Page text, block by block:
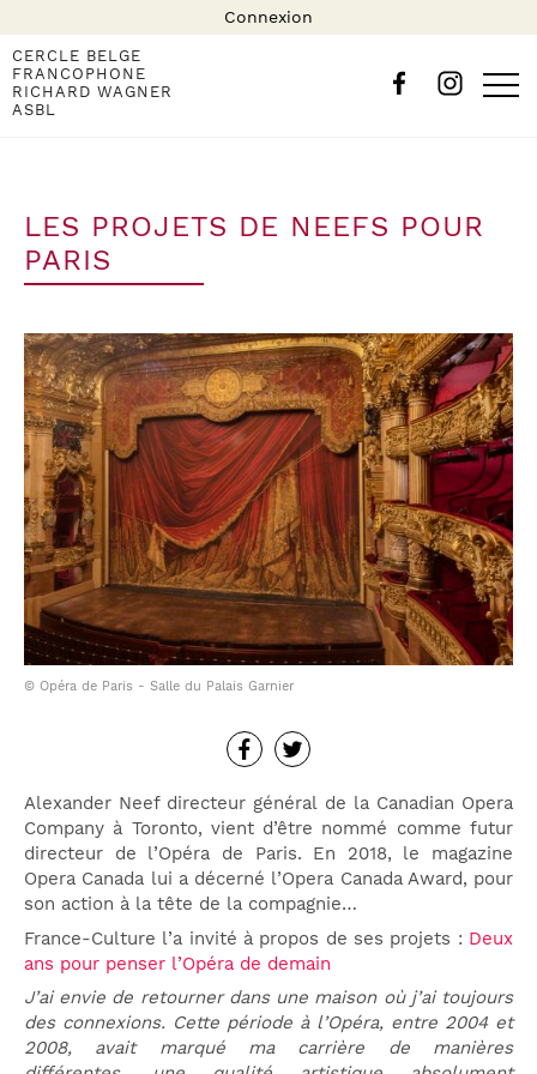
Connexion
CERCLE BELGE
FRANCOPHONE
RICHARD WAGNER
ASBL
LES PROJETS DE NEEFS POUR
PARIS
© Opéra de Paris - Salle du Palais Garnier
Alexander Neef directeur général de la Canadian Opera
Company à Toronto, vient d’être nommé comme futur
directeur de l’Opéra de Paris. En 2018, le magazine
Opera Canada lui a décerné l’Opera Canada Award, pour
son action à la tête de la compagnie…
France-Culture l’a invité à propos de ses projets : Deux
ans pour penser l’Opéra de demain
J’ai envie de retourner dans une maison où j’ai toujours
des connexions. Cette période à l’Opéra, entre 2004 et
2008, avait marqué ma carrière de manières